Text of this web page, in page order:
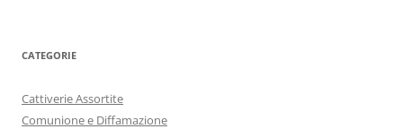
CATEGORIE
Cattiverie Assortite
Comunione e Diffamazione